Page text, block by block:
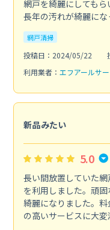
網戸を綺麗にしてもら
長年の汚れが綺麗にな
網戸清掃
投稿日：2024/05/22
利用業者： エフアールサ
新品みたい
5.0
長い間放置していた
を利用しました。頑
綺麗になりました。
の高いサービスに大変